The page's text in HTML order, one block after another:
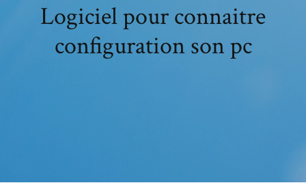
Logiciel pour connaitre
configuration son pc